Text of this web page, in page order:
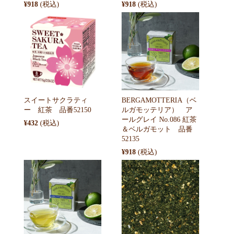
¥918
¥918
スイートサクラティ
ー 紅茶 品番52150
¥432
BERGAMOTTERIA（ベ
ルガモッテリア） ア
ールグレイ No.086 紅茶
＆ベルガモット 品番
52135
¥918